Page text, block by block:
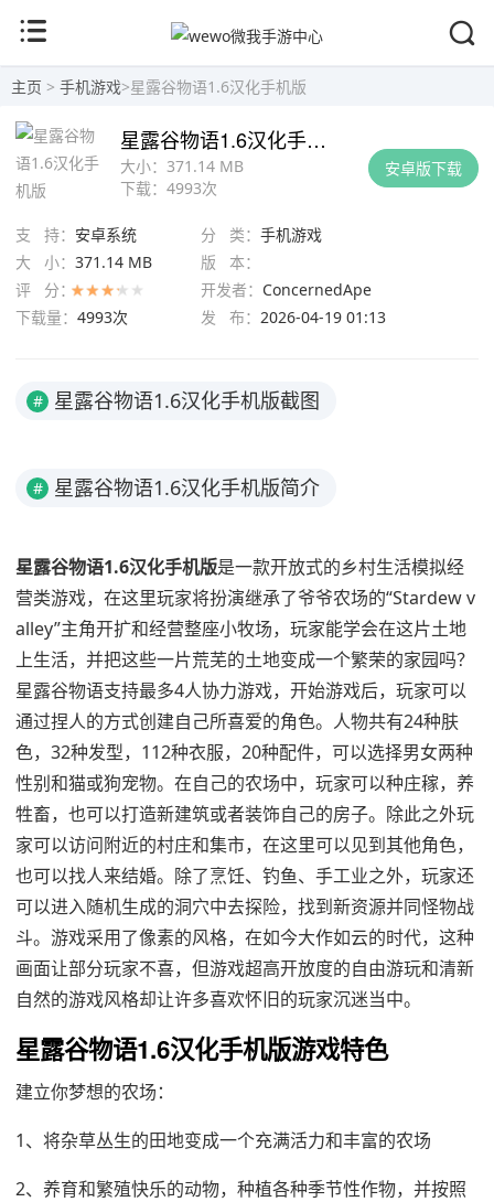
主页 > 手机游戏>星露谷物语1.6汉化手机版
安卓版下载
大小： 371.14 MB
下载： 4993次
星露谷物语1.6汉化手机版
支 持： 安卓系统 分 类： 手机游戏
大 小： 371.14 MB
版 本：
评 分：
开发者： ConcernedApe
下载量： 4993次 发 布： 2026-04-19 01:13
# 星露谷物语1.6汉化手机版截图
# 星露谷物语1.6汉化手机版简介
星露谷物语1.6汉化手机版是一款开放式的乡村生活模拟经
营类游戏，在这里玩家将扮演继承了爷爷农场的“Stardew v
alley”主角开扩和经营整座小牧场，玩家能学会在这片土地
上生活，并把这些一片荒芜的土地变成一个繁荣的家园吗？
星露谷物语支持最多4人协力游戏，开始游戏后，玩家可以
通过捏人的方式创建自己所喜爱的角色。人物共有24种肤
色，32种发型，112种衣服，20种配件，可以选择男女两种
性别和猫或狗宠物。在自己的农场中，玩家可以种庄稼，养
牲畜，也可以打造新建筑或者装饰自己的房子。除此之外玩
家可以访问附近的村庄和集市，在这里可以见到其他角色，
也可以找人来结婚。除了烹饪、钓鱼、手工业之外，玩家还
可以进入随机生成的洞穴中去探险，找到新资源并同怪物战
斗。游戏采用了像素的风格，在如今大作如云的时代，这种
画面让部分玩家不喜，但游戏超高开放度的自由游玩和清新
自然的游戏风格却让许多喜欢怀旧的玩家沉迷当中。
星露谷物语1.6汉化手机版游戏特色
建立你梦想的农场：
1、将杂草丛生的田地变成一个充满活力和丰富的农场
2、养育和繁殖快乐的动物，种植各种季节性作物，并按照